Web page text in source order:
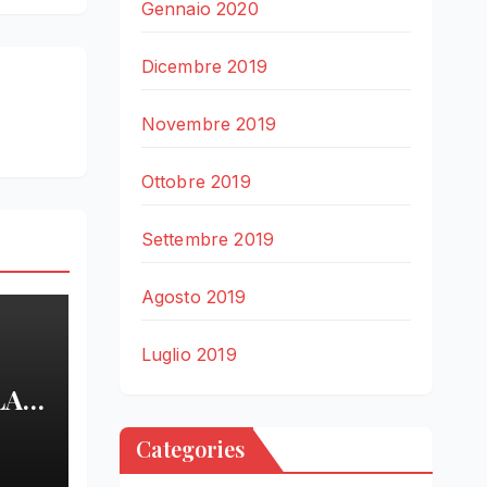
Gennaio 2020
Dicembre 2019
Novembre 2019
Ottobre 2019
Settembre 2019
Agosto 2019
Luglio 2019
Categories